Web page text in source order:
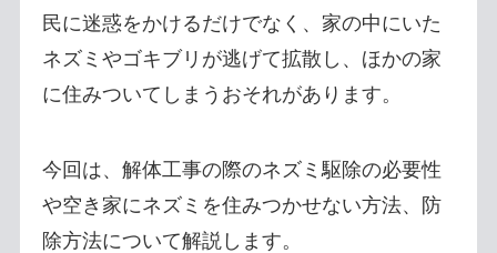
民に迷惑をかけるだけでなく、家の中にいた
ネズミやゴキブリが逃げて拡散し、ほかの家
に住みついてしまうおそれがあります。
今回は、解体工事の際のネズミ駆除の必要性
や空き家にネズミを住みつかせない方法、防
除方法について解説します。